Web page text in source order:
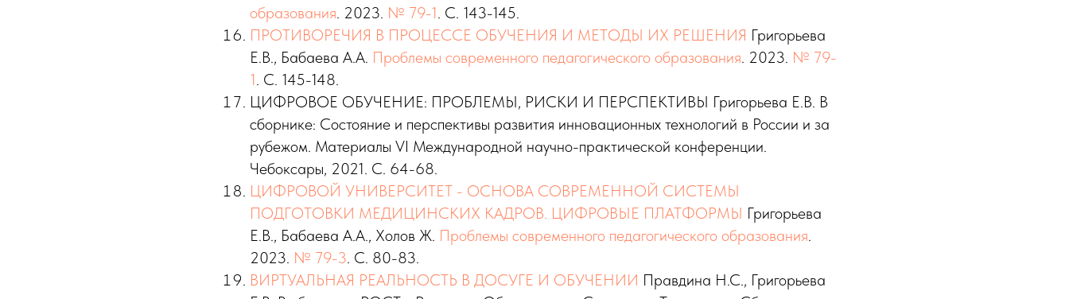
образования. 2023. № 79-1. С. 143-145.
ПРОТИВОРЕЧИЯ В ПРОЦЕССЕ ОБУЧЕНИЯ И МЕТОДЫ ИХ РЕШЕНИЯ Григорьева
Е.В., Бабаева А.А. Проблемы современного педагогического образования. 2023. № 79-
1. С. 145-148.
ЦИФРОВОЕ ОБУЧЕНИЕ: ПРОБЛЕМЫ, РИСКИ И ПЕРСПЕКТИВЫ Григорьева Е.В. В
сборнике: Состояние и перспективы развития инновационных технологий в России и за
рубежом. Материалы VI Международной научно-практической конференции.
Чебоксары, 2021. С. 64-68.
ЦИФРОВОЙ УНИВЕРСИТЕТ - ОСНОВА СОВРЕМЕННОЙ СИСТЕМЫ
ПОДГОТОВКИ МЕДИЦИНСКИХ КАДРОВ. ЦИФРОВЫЕ ПЛАТФОРМЫ Григорьева
Е.В., Бабаева А.А., Холов Ж. Проблемы современного педагогического образования.
2023. № 79-3. С. 80-83.
ВИРТУАЛЬНАЯ РЕАЛЬНОСТЬ В ДОСУГЕ И ОБУЧЕНИИ Правдина Н.С., Григорьева